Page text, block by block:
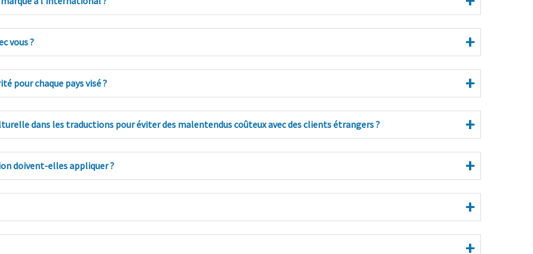
vous ?
pour chaque pays visé ?
dans les traductions pour éviter des malentendus coûteux avec des clients étrangers ?
doivent-elles appliquer ?